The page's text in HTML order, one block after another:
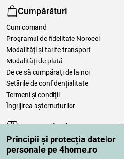
Principii și protecția datelor
personale pe 4home.ro
Cumpărături
Cum comand
Programul de fidelitate Norocei
Modalităţi şi tarife transport
Modalităţi de plată
De ce să cumpăraţi de la noi
Setările de confidențialitate
Termeni şi condiţii
Îngrijirea așternuturilor
Comenzile dumneavoastră
Contul meu
Revizuirea comenzilor